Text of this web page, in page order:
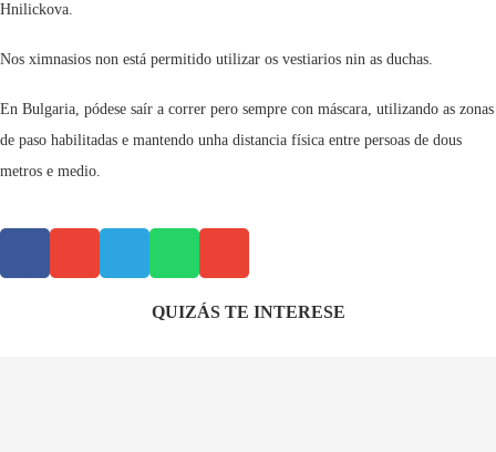
Hnilickova.
Nos ximnasios non está permitido utilizar os vestiarios nin as duchas.
En Bulgaria, pódese saír a correr pero sempre con máscara, utilizando as zonas
de paso habilitadas e mantendo unha distancia física entre persoas de dous
metros e medio.
QUIZÁS TE INTERESE